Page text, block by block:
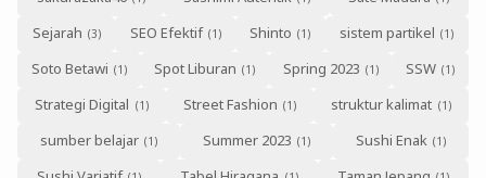
Sejarah
SEO Efektif Shinto
sistem partikel
Soto Betawi
Spot Liburan Spring 2023
SSW
Strategi Digital
Street Fashion
struktur kalimat
sumber belajar
Summer 2023
Sushi Enak